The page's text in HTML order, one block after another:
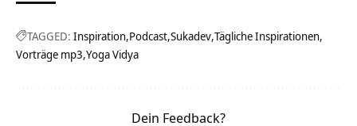
TAGGED: Inspiration Podcast Sukadev Tägliche Inspirationen
Vorträge mp3 Yoga Vidya
Dein Feedback?